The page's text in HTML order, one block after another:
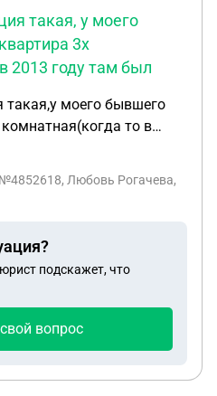
такая, у моего
3х
2013 году там был
такая,у моего бывшего
то в
мой сын в течение
выделены мужу
данный момент).Из-за
суды и мне
долги за долю ребенка (а
ни дня и не прописан с
ещё собственность в
Любовь Рогачева,
подскажет, что
вопрос